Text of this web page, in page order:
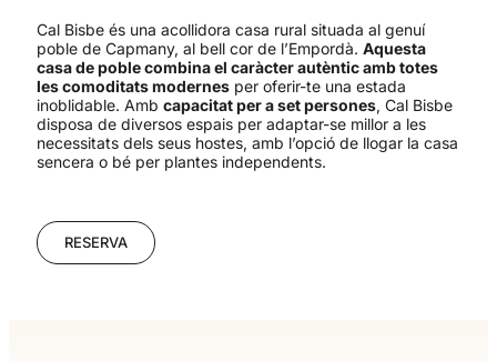
Cal Bisbe és una acollidora casa rural situada al genuí
poble de Capmany, al bell cor de l’Empordà. Aquesta
casa de poble combina el caràcter autèntic amb totes
les comoditats modernes per oferir-te una estada
inoblidable. Amb capacitat per a set persones, Cal Bisbe
disposa de diversos espais per adaptar-se millor a les
necessitats dels seus hostes, amb l’opció de llogar la casa
sencera o bé per plantes independents.
RESERVA